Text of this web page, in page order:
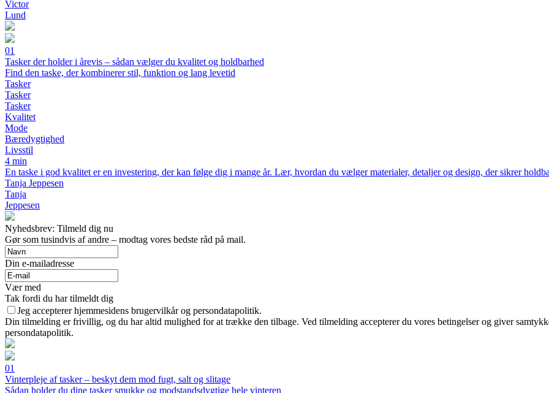
Victor
Lund
01
Tasker der holder i årevis – sådan vælger du kvalitet og holdbarhed
Find den taske, der kombinerer stil, funktion og lang levetid
Tasker
Tasker
Tasker
Kvalitet
Mode
Bæredygtighed
Livsstil
4 min
En taske i god kvalitet er en investering, der kan følge dig i mange år. Lær, hvordan du vælger materialer, detaljer og design, der sikrer
Tanja Jeppesen
Tanja
Jeppesen
Nyhedsbrev: Tilmeld dig nu
Gør som tusindvis af andre – modtag vores bedste råd på mail.
Din e-mailadresse
Vær med
Tak fordi du har tilmeldt dig
Jeg accepterer hjemmesidens brugervilkår og persondatapolitik.
Din tilmelding er frivillig, og du har altid mulighed for at trække den tilbage. Ved tilmelding accepterer du vores betingelser og giver
persondatapolitik.
01
Vinterpleje af tasker – beskyt dem mod fugt, salt og slitage
Sådan holder du dine tasker smukke og modstandsdygtige hele vinteren